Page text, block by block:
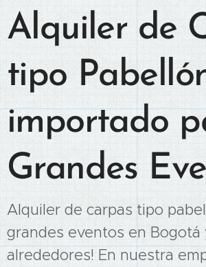
Alquiler de
tipo
importado
Grandes
Alquiler de carpas tipo
grandes eventos en Bogotá
alrededores! En nuestra